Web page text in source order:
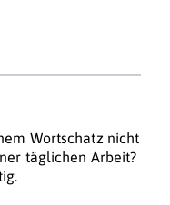
Wortschatz nicht
täglichen Arbeit?